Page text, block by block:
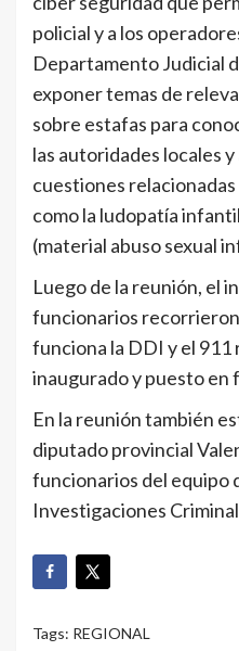
policial y a los
Departamento Judicial
exponer temas de
sobre estafas para
las autoridades locales y
cuestiones
como la ludopatía
(material abuso sexual
Luego de la reunión, el
funcionarios
funciona la DDI y el
inaugurado y puesto en
En la reunión también
diputado provincial
funcionarios del equipo
Investigaciones
Tags: REGIONAL